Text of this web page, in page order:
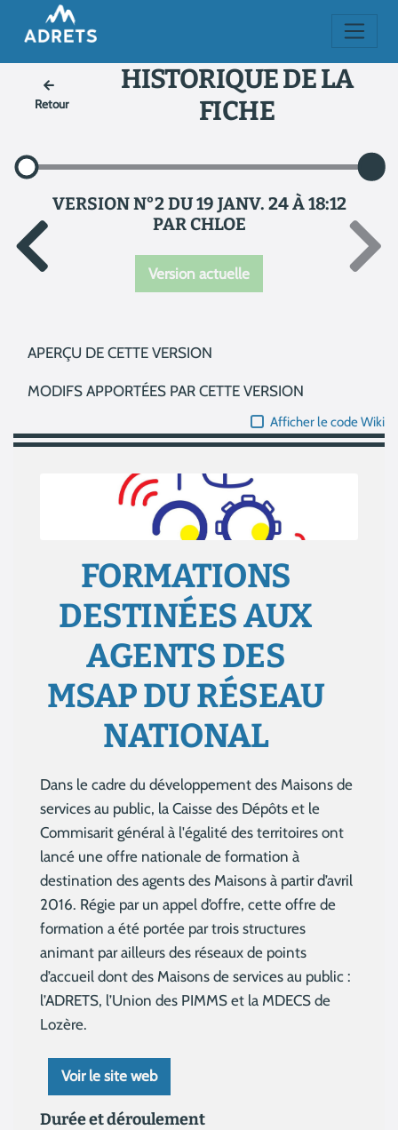
Retour
HISTORIQUE DE LA
FICHE
VERSION N°2 DU 19 JANV. 24 À 18:12
PAR CHLOE
Version actuelle
APERÇU DE CETTE VERSION
MODIFS APPORTÉES PAR CETTE VERSION
Afficher le code Wiki
FORMATIONS
DESTINÉES AUX
AGENTS DES
MSAP DU RÉSEAU
NATIONAL
Dans le cadre du développement des Maisons de
services au public, la Caisse des Dépôts et le
Commisarit général à l'égalité des territoires ont
lancé une offre nationale de formation à
destination des agents des Maisons à partir d’avril
2016. Régie par un appel d’offre, cette offre de
formation a été portée par trois structures
animant par ailleurs des réseaux de points
d’accueil dont des Maisons de services au public :
l’ADRETS, l’Union des PIMMS et la MDECS de
Lozère.
Voir le site web
Durée et déroulement